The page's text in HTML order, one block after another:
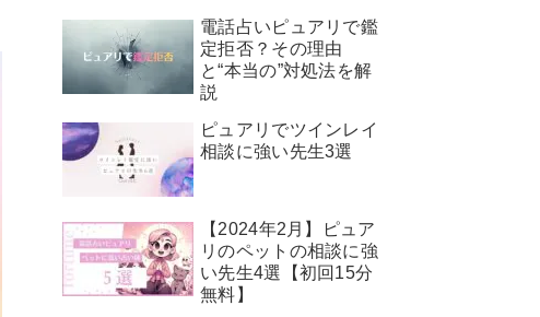
電話占いピュアリで鑑
定拒否？その理由
と“本当の”対処法を解
説
ピュアリでツインレイ
相談に強い先生3選
【2024年2月】ピュア
リのペットの相談に強
い先生4選【初回15分
無料】